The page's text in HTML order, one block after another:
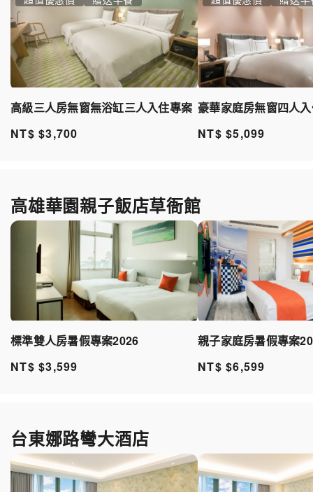
高級三人房無窗無浴缸三人入住專案
NT$ $3,700
豪華家庭房無窗四人
NT$ $5,099
高雄華園親子飯店草衙館
標準雙人房暑假專案2026
NT$ $3,599
親子家庭房暑假專案
NT$ $6,599
台東娜路彎大酒店